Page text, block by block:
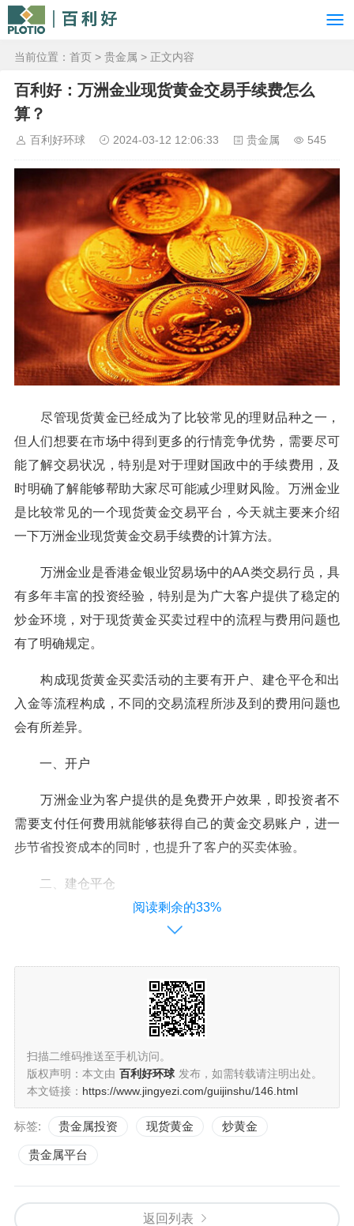
当前位置： 首页 > 贵金属 > 正文内容
百利好：万洲金业现货黄金交易手续费怎么
算？
百利好环球 2024-03-12 12:06:33 贵金属 545
尽管现货黄金已经成为了比较常见的理财品种之一，
但人们想要在市场中得到更多的行情竞争优势，需要尽可
能了解交易状况，特别是对于理财国政中的手续费用，及
时明确了解能够帮助大家尽可能减少理财风险。万洲金业
是比较常见的一个现货黄金交易平台，今天就主要来介绍
一下万洲金业现货黄金交易手续费的计算方法。
万洲金业是香港金银业贸易场中的AA类交易行员，具
有多年丰富的投资经验，特别是为广大客户提供了稳定的
炒金环境，对于现货黄金买卖过程中的流程与费用问题也
有了明确规定。
构成现货黄金买卖活动的主要有开户、建仓平仓和出
入金等流程构成，不同的交易流程所涉及到的费用问题也
会有所差异。
一、开户
万洲金业为客户提供的是免费开户效果，即投资者不
需要支付任何费用就能够获得自己的黄金交易账户，进一
步节省投资成本的同时，也提升了客户的买卖体验。
二、建仓平仓
结交易，这样形成的买卖差价就是丰富的炒金盈利来源。
针对这两个不同的交易流程，人们也不需要向万洲金业平
台支付费用。
三、出入金
而顺利建仓的前提就是人们的交易账户中拥有足够的
交易资金，以便在平台中顺利展开投资活动。炒金者们能
够根据自己的实际资金状况选择合适的入金规模，以便更
好地发挥自身交易优势，从而在市场中形成更好的买卖效
在万洲金业平台上进行入金不需要承担任何费用，而
阅读剩余的33%
扫描二维码推送至手机访问。
版权声明：本文由 百利好环球 发布，如需转载请注明出处。
本文链接： https://www.jingyezi.com/guijinshu/146.html
标签: 贵金属投资 现货黄金 炒黄金
贵金属平台
返回列表